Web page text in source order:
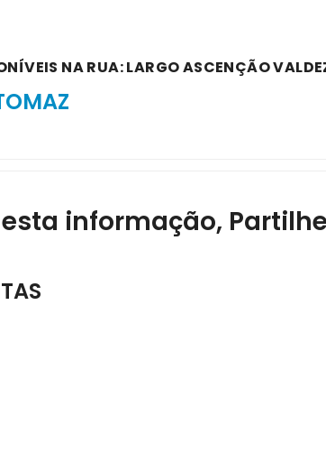
NA RUA: LARGO ASCENÇÃO
informação,